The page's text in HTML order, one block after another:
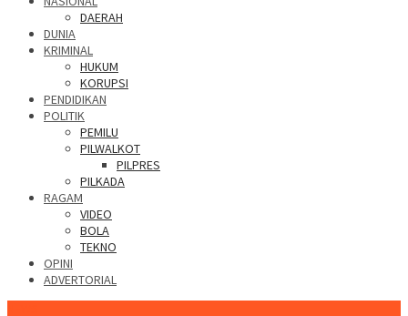
DAERAH
DUNIA
KRIMINAL
HUKUM
KORUPSI
PENDIDIKAN
POLITIK
PEMILU
PILWALKOT
PILPRES
PILKADA
RAGAM
VIDEO
BOLA
TEKNO
OPINI
ADVERTORIAL